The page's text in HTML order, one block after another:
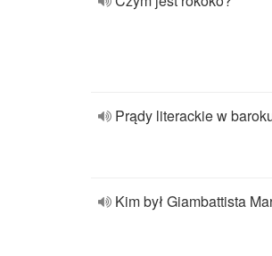
Prądy literackie w
Kim był Giambattista